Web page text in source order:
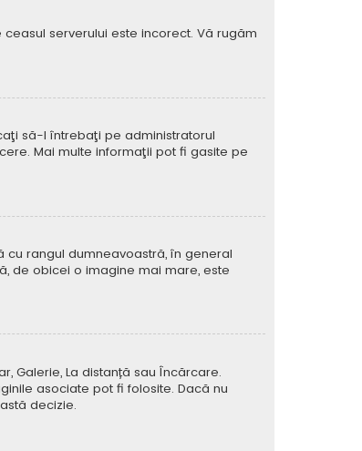
serverului este incorect. Vă rugăm
să-l întrebaţi pe administratorul
Mai multe informaţii pot fi gasite pe
rangul dumneavoastră, în general
de obicei o imagine mai mare, este
Galerie, La distanță sau Încărcare.
asociate pot fi folosite. Dacă nu
decizie.